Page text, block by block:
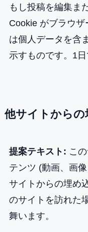
もし投稿を編集ま
Cookie がブラウ
は個人データを含
示すものです。1日
他サイトから
提案テキスト: こ
テンツ (動画、画
サイトからの埋め
のサイトを訪れた
舞います。